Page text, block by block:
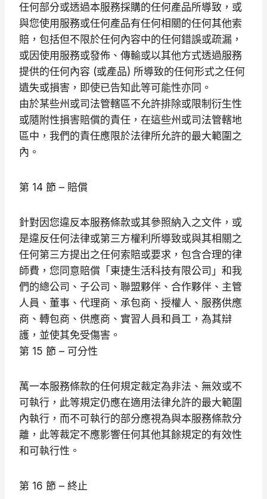
任何部分或透過本服務採購的任何產品所導致，或
與您使用服務或任何產品有任何相關的任何其他索
賠，包括但不限於任何內容中的任何錯誤或疏漏，
或因使用服務或發佈、傳輸或以其他方式透過服務
提供的任何內容 (或產品) 所導致的任何形式之任何
遺失或損害，即使已告知此等可能性亦同。
由於某些州或司法管轄區不允許排除或限制衍生性
或隨附性損害賠償的責任，在這些州或司法管轄地
區中，我們的責任應限於法律所允許的最大範圍之
內。
第 14 節 – 賠償
針對因您違反本服務條款或其參照納入之文件，或
是違反任何法律或第三方權利所導致或與其相關之
任何第三方提出之任何索賠或要求，包含合理的律
師費，您同意賠償「東捷生活科技有限公司」和我
們的總公司、子公司、聯盟夥伴、合作夥伴、主管
人員、董事、代理商、承包商、授權人、服務供應
商、轉包商、供應商、實習人員和員工，為其辯
護，並使其免受傷害。
第 15 節 – 可分性
萬一本服務條款的任何規定裁定為非法、無效或不
可執行，此等規定仍應在適用法律允許的最大範圍
內執行，而不可執行的部分應視為與本服務條款分
離，此等裁定不應影響任何其他其餘規定的有效性
和可執行性。
第 16 節 – 終止